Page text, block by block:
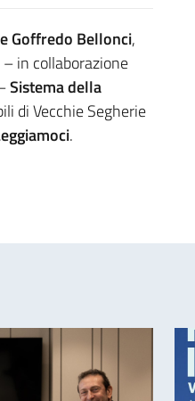
Goffredo Bellonci,
– in collaborazione
Sistema della
di Vecchie Segherie
.